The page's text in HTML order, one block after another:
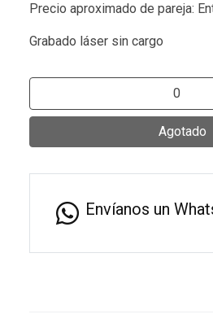
Precio aproximado de pareja:
Grabado láser sin cargo
Agotado
Envíanos un